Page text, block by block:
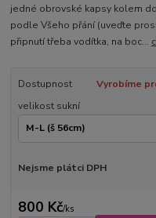
jedné obrovské kapsy kolem
podle Všeho přání (uveďte
připnutí třeba vodítka, na boc...
Dostupnost
Vyrobíme
velikost sukní
Nejsme plátci DPH
800 Kč/ks